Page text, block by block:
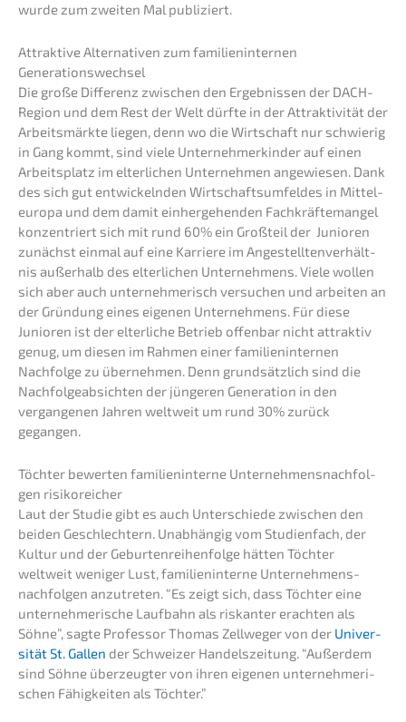
wurde zum zweiten Mal publiziert.
Attrak­ti­ve Alter­na­ti­ven zum famili­en­in­ter­nen
Generationswechsel
Die große Diffe­renz zwischen den Ergeb­nis­sen der DACH-
Region und dem Rest der Welt dürfte in der Attrak­ti­vi­tät der
Arbeits­märk­te liegen, denn wo die Wirtschaft nur schwie­rig
in Gang kommt, sind viele Unter­neh­mer­kin­der auf einen
Arbeits­platz im elter­li­chen Unter­neh­men angewie­sen. Dank
des sich gut entwi­ckeln­den Wirtschafts­um­fel­des in Mittel­
eu­ro­pa und dem damit einher­ge­hen­den Fachkräf­te­man­gel
konzen­triert sich mit rund 60% ein Großteil der Junio­ren
zunächst einmal auf eine Karrie­re im Angestell­ten­ver­hält­
nis außer­halb des elter­li­chen Unter­neh­mens. Viele wollen
sich aber auch unter­neh­me­risch versu­chen und arbei­ten an
der Gründung eines eigenen Unter­neh­mens. Für diese
Junio­ren ist der elter­li­che Betrieb offen­bar nicht attrak­tiv
genug, um diesen im Rahmen einer famili­en­in­ter­nen
Nachfol­ge zu überneh­men. Denn grund­sätz­lich sind die
Nachfol­ge­ab­sich­ten der jünge­ren Genera­ti­on in den
vergan­ge­nen Jahren weltweit um rund 30% zurück
gegangen.
Töchter bewer­ten famili­en­in­ter­ne Unter­neh­mens­nach­fol­
gen risikoreicher
Laut der Studie gibt es auch Unter­schie­de zwischen den
beiden Geschlech­tern. Unabhän­gig vom Studi­en­fach, der
Kultur und der Gebur­ten­rei­hen­fol­ge hätten Töchter
weltweit weniger Lust, famili­en­in­ter­ne Unter­neh­mens­
nach­fol­gen anzutre­ten. “Es zeigt sich, dass Töchter eine
unter­neh­me­ri­sche Laufbahn als riskan­ter erach­ten als
Söhne”, sagte Profes­sor Thomas Zellwe­ger von der Univer­
si­tät St. Gallen der Schwei­zer Handels­zei­tung. “Außer­dem
sind Söhne überzeug­ter von ihren eigenen unter­neh­me­ri­
schen Fähig­kei­ten als Töchter.”